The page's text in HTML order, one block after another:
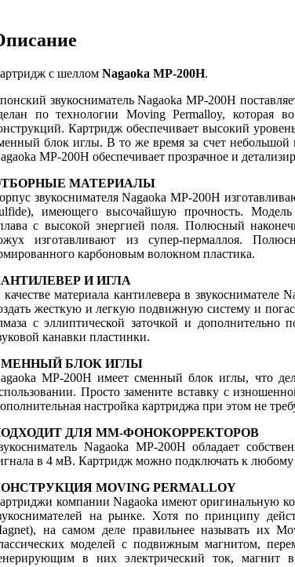
с шеллом Nagaoka MP-200H.
звукосниматель Nagaoka MP-200H
по технологии Moving Permalloy, которая
Картридж обеспечивает высокий
блок иглы. В то же время за счет
MP-200H обеспечивает прозрачное и
МАТЕРИАЛЫ
звукоснимателя Nagaoka MP-200H
имеющего высочайшую прочность. Модель
с высокой энергией поля. Полюсный
изготавливают из супер-пермаллоя.
карбоновым волокном пластика.
И ИГЛА
материала кантилевера в звукоснимателе
жесткую и легкую подвижную систему и
с эллиптической заточкой и дополнительно
канавки пластинки.
БЛОК ИГЛЫ
MP-200H имеет сменный блок иглы, что
Просто замените вставку с
настройка картриджа при этом не
ДЛЯ ММ-ФОНОКОРРЕКТОРОВ
Nagaoka MP-200H обладает
в 4 мВ. Картридж можно подключать к
MOVING PERMALLOY
компании Nagaokа имеют оригинальную
на рынке. Хотя по принципу
на самом деле правильнее называть их
моделей с подвижным магнитом,
в них электрический ток, магнит